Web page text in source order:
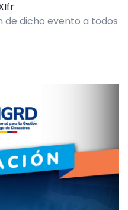
de dicho evento a todos